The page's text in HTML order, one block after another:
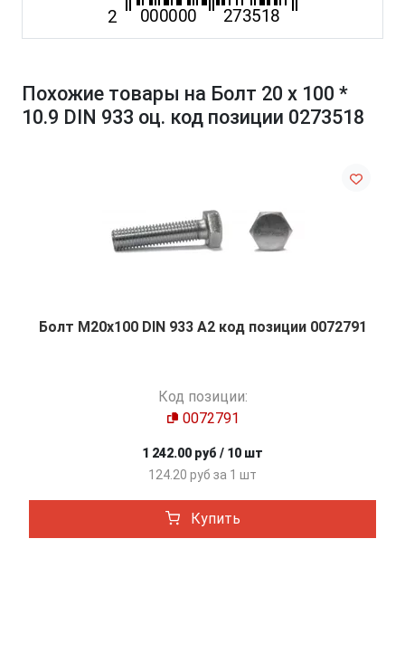
Похожие товары на Болт 20 х 100 *
10.9 DIN 933 оц. код позиции 0273518
Болт М20х100 DIN 933 A2 код позиции 0072791
Код позиции:
0072791
1 242.00 руб / 10 шт
124.20 руб за 1 шт
Купить